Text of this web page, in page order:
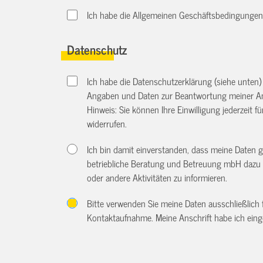
Ich habe die Allgemeinen
Datenschutz
Ich habe die Datenschutzerklärung (siehe
Angaben und Daten zur Beantwortung meiner
Hinweis: Sie können Ihre Einwilligung jederzeit
widerrufen.
Ich bin damit einverstanden, dass meine
betriebliche Beratung und Betreuung mbH
oder andere Aktivitäten zu informieren.
Bitte verwenden Sie meine Daten
Kontaktaufnahme. Meine Anschrift habe ich